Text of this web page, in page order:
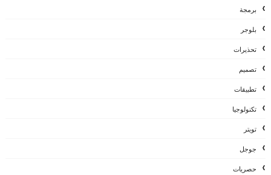
برمجة
بلوجر
تحذيرات
تصميم
تطبيقات
تكنولوجيا
تويتر
جوجل
حصريات